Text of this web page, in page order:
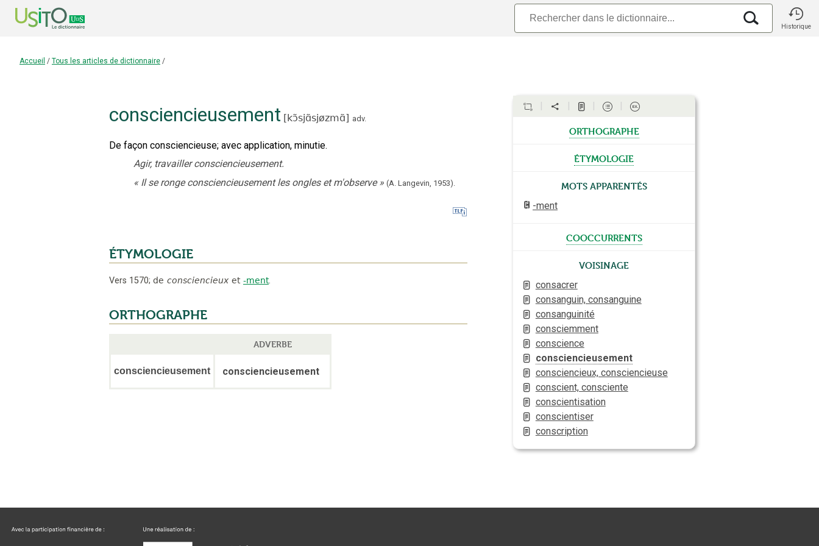
Historique
Accueil / Tous les articles de dictionnaire /
consciencieusement [kɔ̃sjɑ̃sjøzmɑ̃] adv.
De façon consciencieuse; avec application, minutie.
Agir, travailler consciencieusement.
« Il se ronge consciencieusement les ongles et m'observe » (A. Langevin, 1953).
ÉTYMOLOGIE
Vers 1570; de consciencieux et -ment.
ORTHOGRAPHE
ADVERBE
consciencieusement consciencieusement
orthographe
étymologie
Mots apparentés
-ment
cooccurrents
Voisinage
consacrer
consanguin, consanguine
consanguinité
consciemment
conscience
consciencieusement
consciencieux, consciencieuse
conscient, consciente
conscientisation
conscientiser
conscription